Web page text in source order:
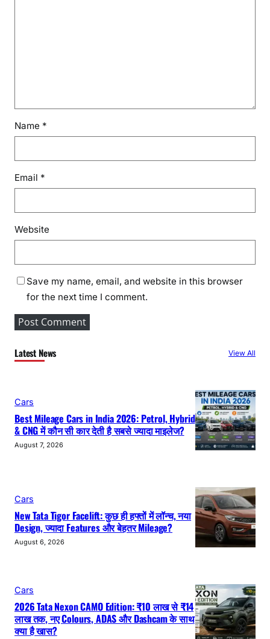
Name *
Email *
Website
Save my name, email, and website in this browser
for the next time I comment.
Latest News View All
Cars
Best Mileage Cars in India 2026: Petrol, Hybrid
& CNG में कौन सी कार देती है सबसे ज्यादा माइलेज?
August 7, 2026
Cars
New Tata Tigor Facelift: कुछ ही हफ्तों में लॉन्च, नया
Design, ज्यादा Features और बेहतर Mileage?
August 6, 2026
Cars
2026 Tata Nexon CAMO Edition: ₹10 लाख से ₹14
लाख तक, नए Colours, ADAS और Dashcam के साथ
क्या है खास?